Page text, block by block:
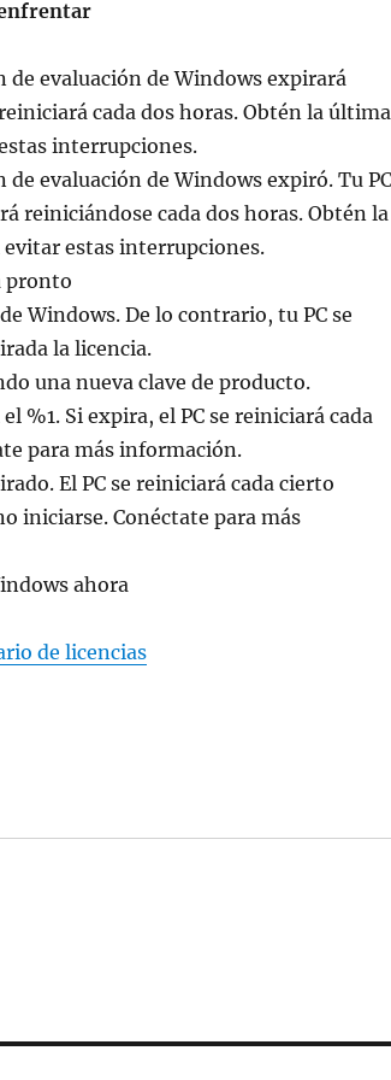
de evaluación de Windows expirará
cada dos horas. Obtén la última
interrupciones.
evaluación de Windows expiró. Tu PC
reiniciándose cada dos horas. Obtén la
estas interrupciones.
pronto
Windows. De lo contrario, tu PC se
la licencia.
una nueva clave de producto.
%1. Si expira, el PC se reiniciará cada
para más información.
El PC se reiniciará cada cierto
iniciarse. Conéctate para más
ahora
de licencias